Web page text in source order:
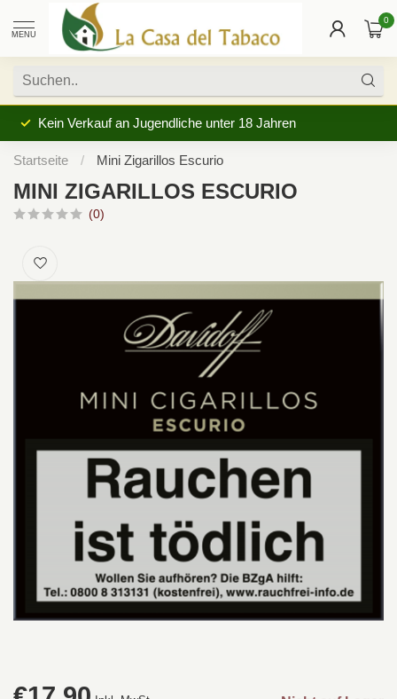
MENU
0
Kein Verkauf an Jugendliche unter 18 Jahren
Startseite / Mini Zigarillos Escurio
MINI ZIGARILLOS ESCURIO
(0)